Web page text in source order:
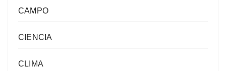
CAMPO
CIENCIA
CLIMA